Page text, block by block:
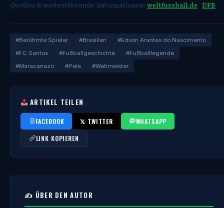
Quellen & weiterführende Informationen: weltfussball.de DFB
#Berühmte Spieler #Brasilien
#Edson Arantes do Nascimento
#FC Santos
#Fußballgeschichte
#Fußballlegende
#Maracanazo
#Pelé #Weltmeister
ARTIKEL TEILEN
FACEBOOK 𝕏 TWITTER
WHATSAPP
LINK KOPIEREN
✍️ ÜBER DEN AUTOR